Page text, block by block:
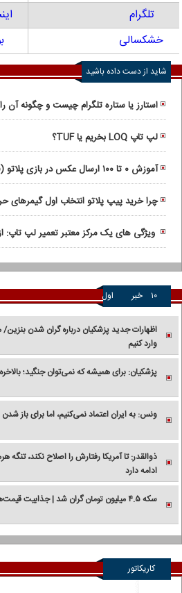
تلگرام
خشکسالی
شاید از دست داده باشید
استارز یا ستاره تلگرام چیست و چگونه آن
لپ تاپ LOQ بخریم یا TUF؟
آموزش ۰ تا ۱۰۰ ارسال عکس در بازی پلاتو (Plato)
چرا خرید پیپ پلاتو انتخاب اول گیمرهای
ویژگی های یک مرکز معتبر تعمیر لپ تاپ:
۱۰ خبر اول
اظهارات جدید پزشکیان درباره گران شدن
وارد کنیم
پزشکیان: برای همیشه که نمی‌توان جنگید؛
ونس: به ایران اعتماد نمی‌کنیم، اما برای باز
ذوالقدر: تا آمریکا رفتارش را اصلاح نکند،
ادامه دارد
سکه ۴.۵ میلیون تومان گران شد | جذابیت قیمت‌ها دلار را بالا کشید
کاریکاتور